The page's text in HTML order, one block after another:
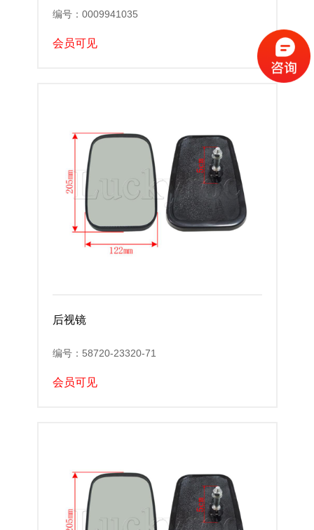
编号：0009941035
会员可见
后视镜
编号：58720-23320-71
会员可见